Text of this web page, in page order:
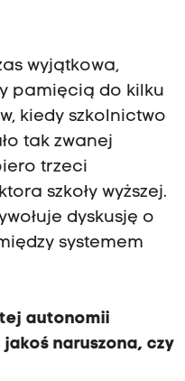
wyjątkowa,
pamięcią do kilku
kiedy szkolnictwo
tak zwanej
trzeci
szkoły wyższej.
dyskusję o
systemem
autonomii
naruszona, czy